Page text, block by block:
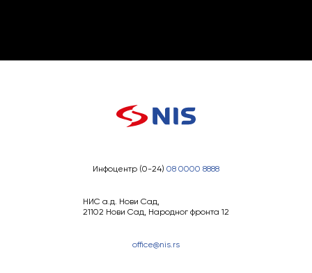
Инфоцентр (0-24) 08 0000 8888
НИС а.д. Нови Сад,
21102 Нови Сад, Народног фронта 12
office@nis.rs